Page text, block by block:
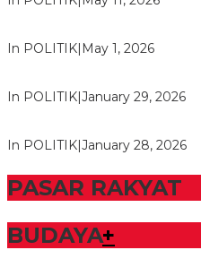
In POLITIK May 1, 2026
In POLITIK January 29, 2026
In POLITIK January 28, 2026
PASAR RAKYAT
BUDAYA+